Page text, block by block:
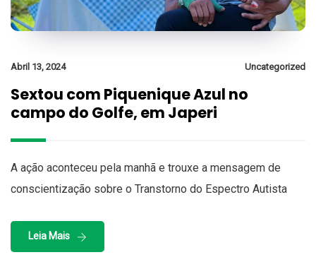
Abril 13, 2024 Uncategorized
Sextou com Piquenique Azul no
campo do Golfe, em Japeri
A ação aconteceu pela manhã e trouxe a mensagem de
conscientização sobre o Transtorno do Espectro Autista
Leia Mais